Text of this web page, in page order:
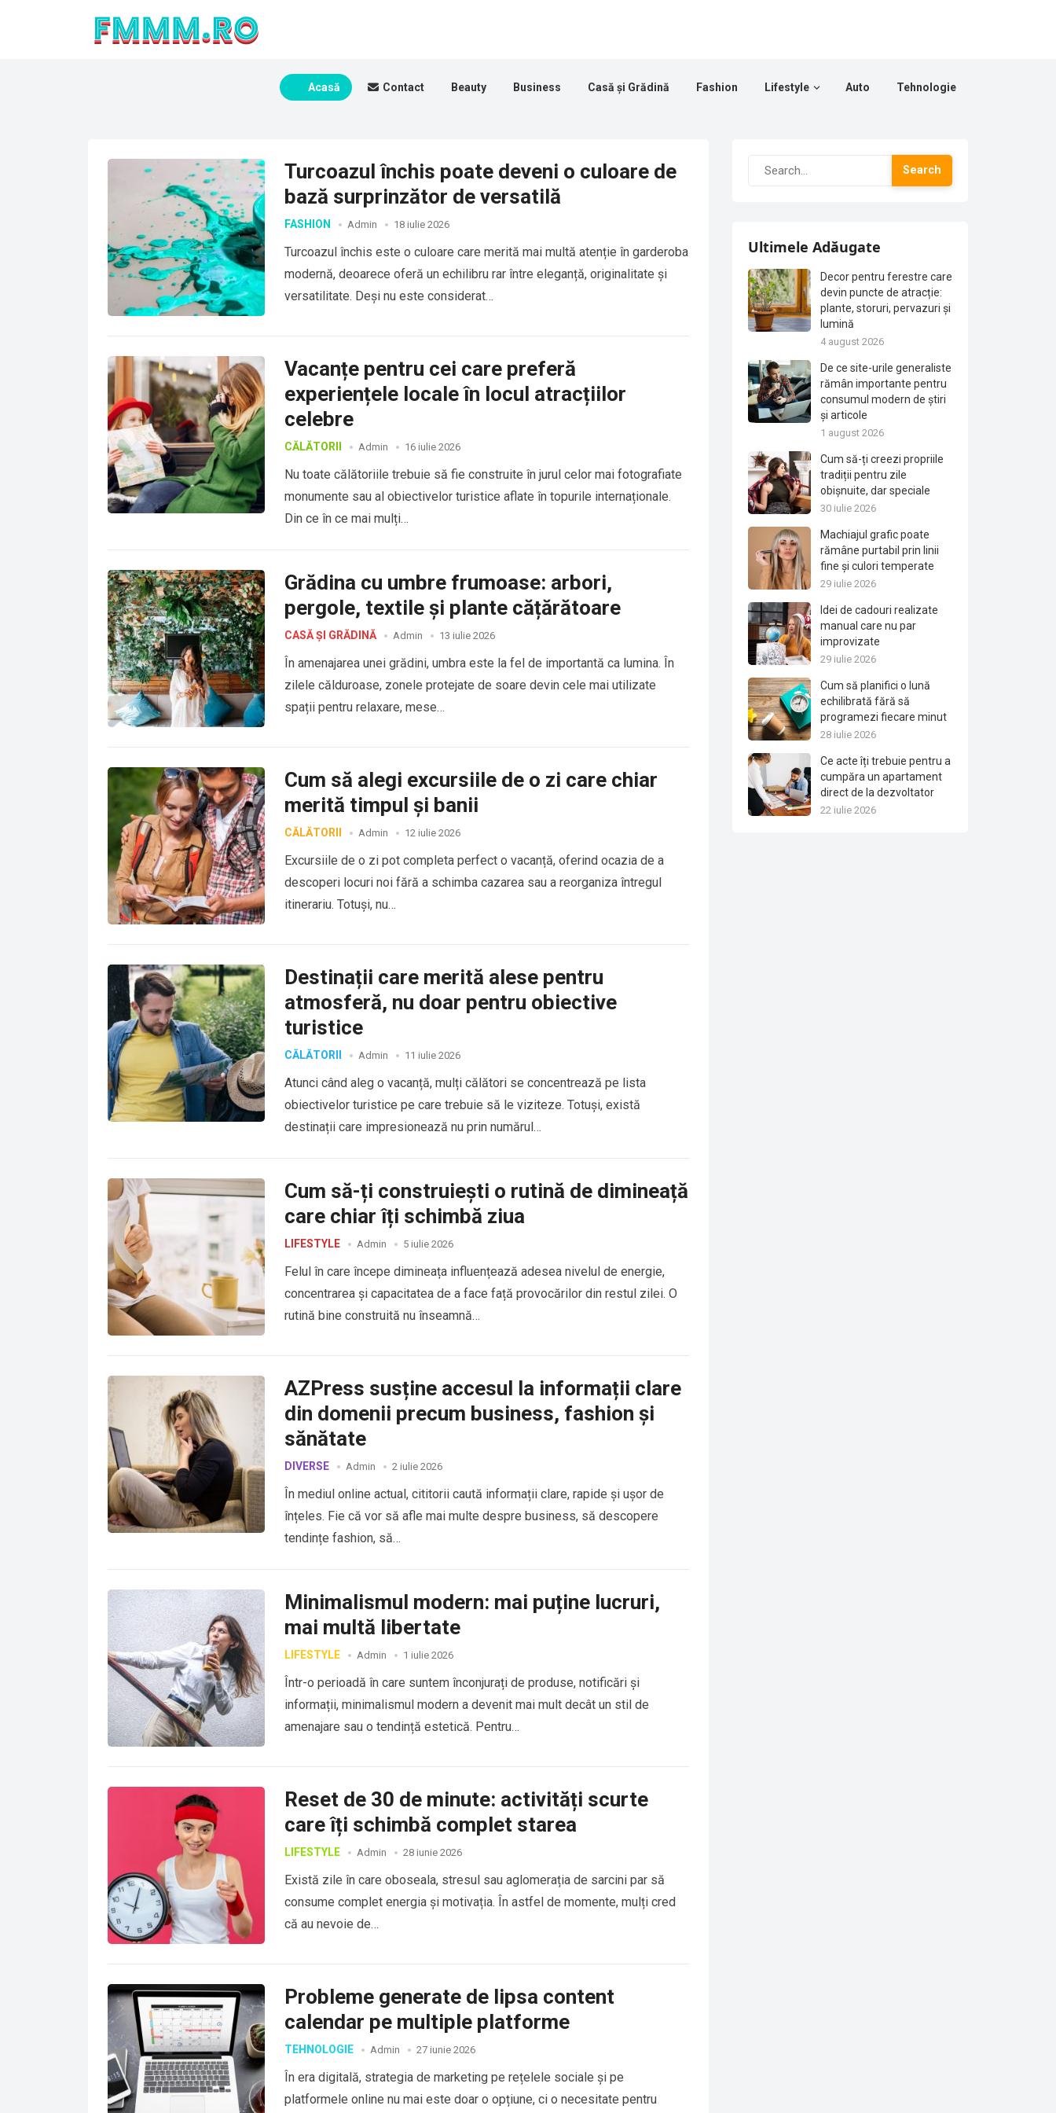
Acasă Contact Beauty Business Casă și Grădină Fashion Lifestyle Auto Tehnologie
Turcoazul închis poate deveni o culoare de
bază surprinzător de versatilă
FASHION Admin 18 iulie 2026
Turcoazul închis este o culoare care merită mai multă atenție în garderoba
modernă, deoarece oferă un echilibru rar între eleganță, originalitate și
versatilitate. Deși nu este considerat…
Vacanțe pentru cei care preferă
experiențele locale în locul atracțiilor
celebre
CĂLĂTORII Admin 16 iulie 2026
Nu toate călătoriile trebuie să fie construite în jurul celor mai fotografiate
monumente sau al obiectivelor turistice aflate în topurile internaționale.
Din ce în ce mai mulți…
Grădina cu umbre frumoase: arbori,
pergole, textile și plante cățărătoare
CASĂ ȘI GRĂDINĂ Admin 13 iulie 2026
În amenajarea unei grădini, umbra este la fel de importantă ca lumina. În
zilele călduroase, zonele protejate de soare devin cele mai utilizate
spații pentru relaxare, mese…
Cum să alegi excursiile de o zi care chiar
merită timpul și banii
CĂLĂTORII Admin 12 iulie 2026
Excursiile de o zi pot completa perfect o vacanță, oferind ocazia de a
descoperi locuri noi fără a schimba cazarea sau a reorganiza întregul
itinerariu. Totuși, nu…
Destinații care merită alese pentru
atmosferă, nu doar pentru obiective
turistice
CĂLĂTORII Admin 11 iulie 2026
Atunci când aleg o vacanță, mulți călători se concentrează pe lista
obiectivelor turistice pe care trebuie să le viziteze. Totuși, există
destinații care impresionează nu prin numărul…
Cum să-ți construiești o rutină de dimineață
care chiar îți schimbă ziua
LIFESTYLE Admin 5 iulie 2026
Felul în care începe dimineața influențează adesea nivelul de energie,
concentrarea și capacitatea de a face față provocărilor din restul zilei. O
rutină bine construită nu înseamnă…
AZPress susține accesul la informații clare
din domenii precum business, fashion și
sănătate
DIVERSE Admin 2 iulie 2026
În mediul online actual, cititorii caută informații clare, rapide și ușor de
înțeles. Fie că vor să afle mai multe despre business, să descopere
tendințe fashion, să…
Minimalismul modern: mai puține lucruri,
mai multă libertate
LIFESTYLE Admin 1 iulie 2026
Într-o perioadă în care suntem înconjurați de produse, notificări și
informații, minimalismul modern a devenit mai mult decât un stil de
amenajare sau o tendință estetică. Pentru…
Reset de 30 de minute: activități scurte
care îți schimbă complet starea
LIFESTYLE Admin 28 iunie 2026
Există zile în care oboseala, stresul sau aglomerația de sarcini par să
consume complet energia și motivația. În astfel de momente, mulți cred
că au nevoie de…
Probleme generate de lipsa content
calendar pe multiple platforme
TEHNOLOGIE Admin 27 iunie 2026
În era digitală, strategia de marketing pe rețelele sociale și pe
platformele online nu mai este doar o opțiune, ci o necesitate pentru
Search
Ultimele Adăugate
Decor pentru ferestre care
devin puncte de atracție:
plante, storuri, pervazuri și
lumină
4 august 2026
De ce site-urile generaliste
rămân importante pentru
consumul modern de știri
și articole
1 august 2026
Cum să-ți creezi propriile
tradiții pentru zile
obișnuite, dar speciale
30 iulie 2026
Machiajul grafic poate
rămâne purtabil prin linii
fine și culori temperate
29 iulie 2026
Idei de cadouri realizate
manual care nu par
improvizate
29 iulie 2026
Cum să planifici o lună
echilibrată fără să
programezi fiecare minut
28 iulie 2026
Ce acte îți trebuie pentru a
cumpăra un apartament
direct de la dezvoltator
22 iulie 2026